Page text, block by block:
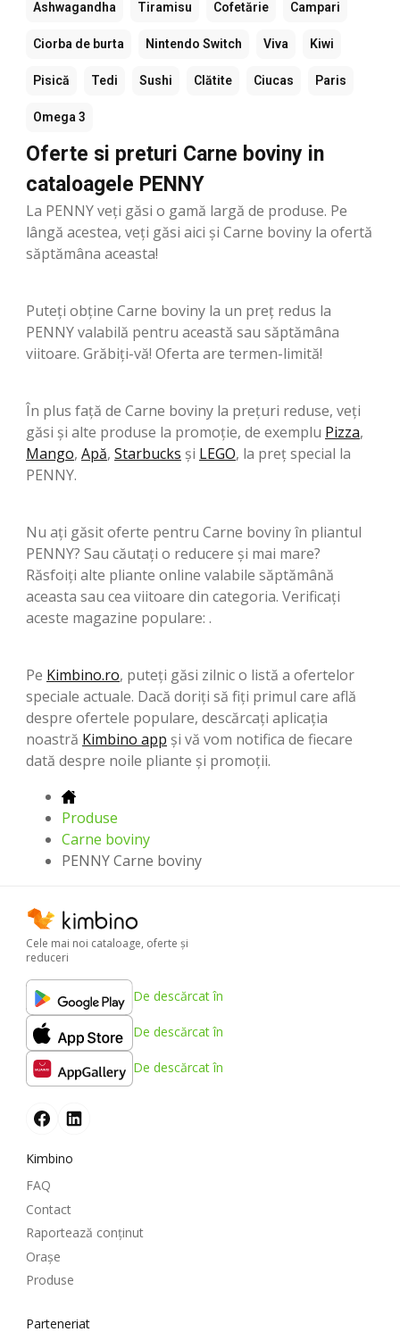
Ashwagandha Tiramisu Cofetărie Campari
Ciorba de burta Nintendo Switch Viva Kiwi
Pisică Tedi Sushi Clătite Ciucas Paris
Omega 3
Oferte si preturi Carne boviny in
cataloagele PENNY
La PENNY veți găsi o gamă largă de produse. Pe
lângă acestea, veți găsi aici și Carne boviny la ofertă
săptămâna aceasta!
Puteți obține Carne boviny la un preț redus la
PENNY valabilă pentru această sau săptămâna
viitoare. Grăbiți-vă! Oferta are termen-limită!
În plus față de Carne boviny la prețuri reduse, veți
găsi și alte produse la promoție, de exemplu Pizza,
Mango, Apă, Starbucks şi LEGO, la preț special la
PENNY.
Nu ați găsit oferte pentru Carne boviny în pliantul
PENNY? Sau căutați o reducere și mai mare?
Răsfoiți alte pliante online valabile săptămână
aceasta sau cea viitoare din categoria. Verificați
aceste magazine populare: .
Pe Kimbino.ro, puteți găsi zilnic o listă a ofertelor
speciale actuale. Dacă doriți să fiți primul care află
despre ofertele populare, descărcați aplicația
noastră Kimbino app și vă vom notifica de fiecare
dată despre noile pliante și promoții.
Produse
Carne boviny
PENNY Carne boviny
Cele mai noi cataloage, oferte şi
reduceri
De descărcat în
De descărcat în
De descărcat în
Kimbino
FAQ
Contact
Raportează conținut
Oraşe
Produse
Parteneriat